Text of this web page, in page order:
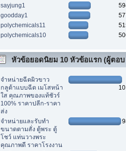
sayjung1
goodday1
polychemicals11
polychemicals10
หัวข้อยอดนิยม 10 หัวข้อแรก (ผู้ตอบ
สูงสุด)
จำหน่ายฉีดผิวขาว
กลูต้าแบบฉีด เมโสหน้า
ใส คุณภาพของแท้ชัวร์
100% ราคาปลีก-ราคา
ส่ง
จำหน่ายและรับทำ
ขนาดตามสั่ง ตู้พระ ตู้
โชว์ แท่นวางพระ
คุณภาพดี ราคาโรงงาน